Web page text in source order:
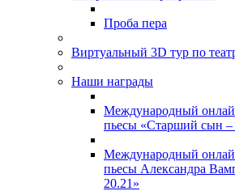
Проба пера
Виртуальный 3D тур по
Наши награды
Международный
пьесы «Старший сын –
Международный
пьесы Александра
20.21»